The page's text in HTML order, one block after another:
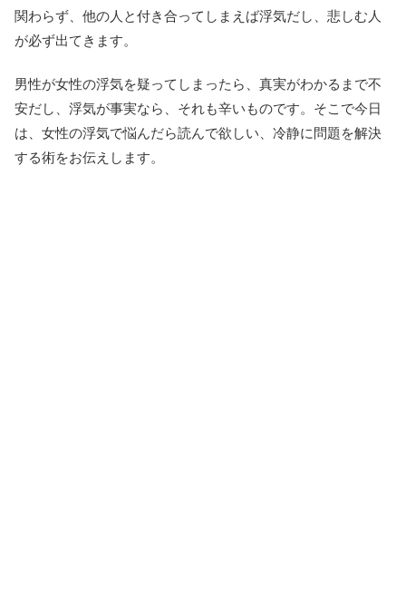
関わらず、他の人と付き合ってしまえば浮気だし、悲しむ人
が必ず出てきます。
男性が女性の浮気を疑ってしまったら、真実がわかるまで不
安だし、浮気が事実なら、それも辛いものです。そこで今日
は、女性の浮気で悩んだら読んで欲しい、冷静に問題を解決
する術をお伝えします。